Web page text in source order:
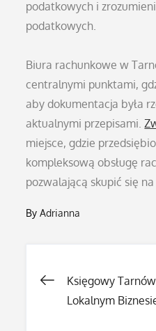
podatkowych i
podatkowych.
Biura rachunkowe w
centralnymi punktami,
aby dokumentacja była
aktualnymi przepisami.
miejsce, gdzie
kompleksową obsługę
pozwalającą skupić się
ByAdrianna
Księgowy
Lokalnym